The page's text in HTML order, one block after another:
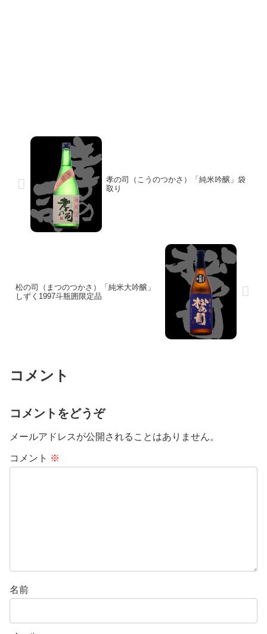
孝の司（こうのつかさ）「純米吟醸」袋
取り
松の司（まつのつかさ）「純米大吟醸」
しずく1997斗瓶囲限定品
コメント
コメントをどうぞ
メールアドレスが公開されることはありません。
コメント ※
名前